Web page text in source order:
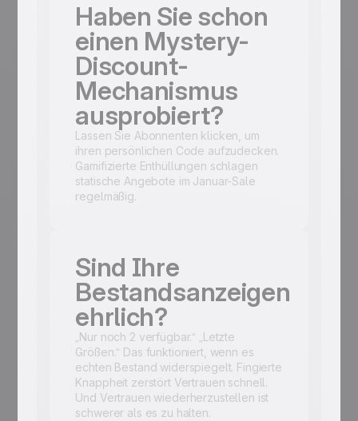
Haben Sie schon
einen Mystery-
Discount-
Mechanismus
ausprobiert?
Lassen Sie Abonnenten klicken, um
ihren persönlichen Code aufzudecken.
Gamifizierte Enthüllungen schlagen
statische Angebote im Januar-Sale
regelmäßig.
Sind Ihre
Bestandsanzeigen
ehrlich?
„Nur noch 2 verfügbar.“ „Letzte
Größen.“ Das funktioniert, wenn es
echten Bestand widerspiegelt. Fingierte
Knappheit zerstört Vertrauen schnell.
Und Vertrauen wiederherzustellen ist
schwerer als es zu halten.